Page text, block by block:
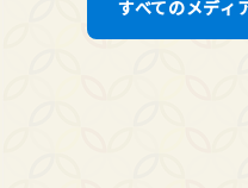
すべてのメディ